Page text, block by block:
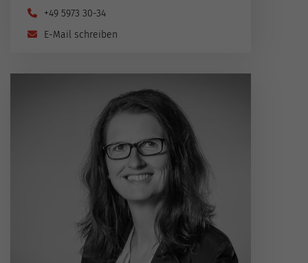
+49 5973 30-34
E-Mail schreiben